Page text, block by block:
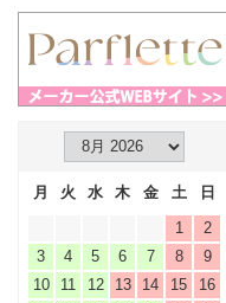
月 火 水 木 金 土
日
1
2
3
4 5 6 7 8
9
10
11 12 13 14 15
16